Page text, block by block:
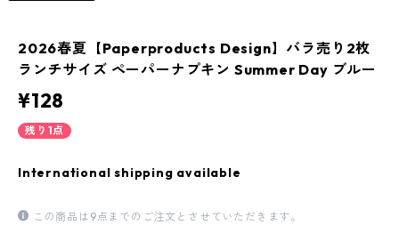
2026春夏【Paperproducts Design】バラ売り2枚
ランチサイズ ペーパーナプキン Summer Day ブルー
¥128
残り1点
International shipping available
この商品は9点までのご注文とさせていただきます。